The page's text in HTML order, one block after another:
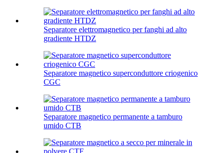
Separatore elettromagnetico per fanghi ad alto
gradiente HTDZ
Separatore magnetico superconduttore criogenico
CGC
Separatore magnetico permanente a tamburo
umido CTB